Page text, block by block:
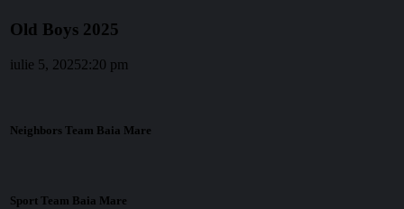
Old Boys 2025
iulie 5, 20252:20 pm
Neighbors Team Baia Mare
Sport Team Baia Mare